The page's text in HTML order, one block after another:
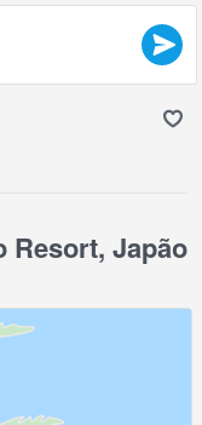
Resort, Japão